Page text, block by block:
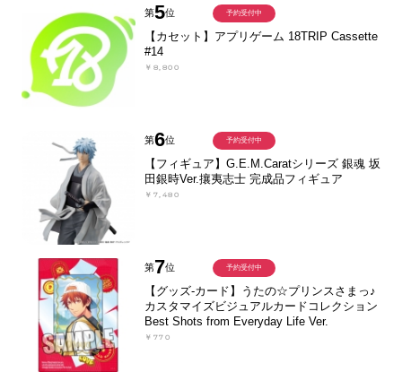
第5位
【カセット】アプリゲーム 18TRIP Cassette
#14
￥8,800
予約受付中
第6位
【フィギュア】G.E.M.Caratシリーズ 銀魂 坂
田銀時Ver.攘夷志士 完成品フィギュア
￥7,480
予約受付中
第7位
【グッズ-カード】うたの☆プリンスさまっ♪
カスタマイズビジュアルカードコレクション
Best Shots from Everyday Life Ver.
￥770
予約受付中